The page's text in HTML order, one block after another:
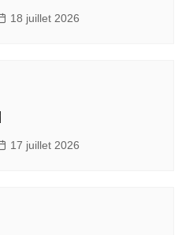
18 juillet 2026
17 juillet 2026